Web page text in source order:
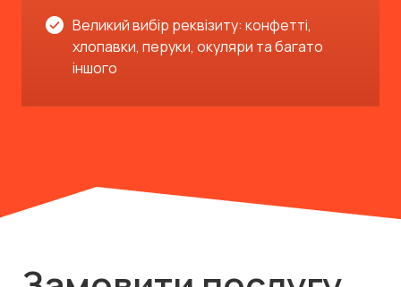
Великий вибір реквізиту: конфетті,
хлопавки, перуки, окуляри та багато
іншого